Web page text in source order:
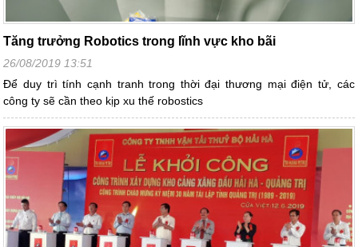
Tăng trưởng Robotics trong lĩnh vực kho bãi
26/08/2019 13:51
Để duy trì tính cạnh tranh trong thời đại thương mại điện tử, các
công ty sẽ cần theo kịp xu thế robostics